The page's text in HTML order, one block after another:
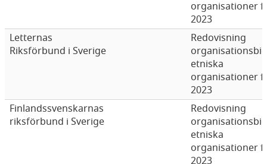
organisationer
2023
Letternas
Riksförbund i Sverige
Redovisning
etniska
organisationer
2023
Finlandssvenskarnas
riksförbund i Sverige
Redovisning
etniska
organisationer